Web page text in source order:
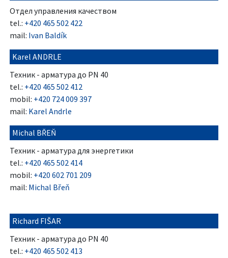
Oтдел управления качеством
tel.: +420 465 502 422
mail: Ivan Baldík
Karel ANDRLE
Техник - арматура до PN 40
tel.: +420 465 502 412
mobil: +420 724 009 397
mail: Karel Andrle
Michal BŘEŇ
Техник - арматура для энергетики
tel.: +420 465 502 414
mobil: +420 602 701 209
mail: Michal Břeň
Richard FIŠAR
Техник - арматура до PN 40
tel.: +420 465 502 413